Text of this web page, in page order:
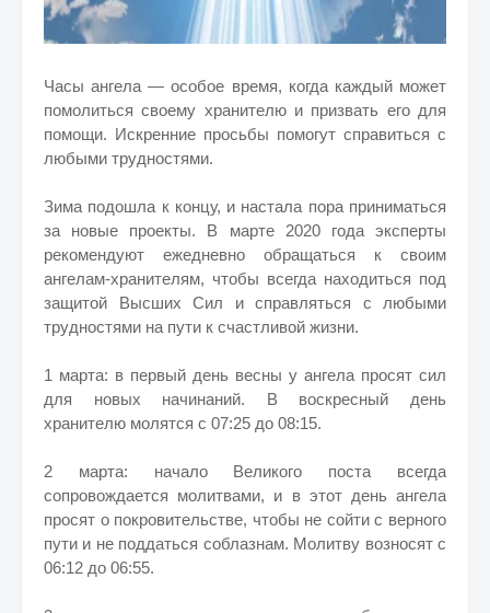
Часы ангела — особое время, когда каждый может
помолиться своему хранителю и призвать его для
помощи. Искренние просьбы помогут справиться с
любыми трудностями.
Зима подошла к концу, и настала пора приниматься
за новые проекты. В марте 2020 года эксперты
рекомендуют ежедневно обращаться к своим
ангелам-хранителям, чтобы всегда находиться под
защитой Высших Сил и справляться с любыми
трудностями на пути к счастливой жизни.
1 марта: в первый день весны у ангела просят сил
для новых начинаний. В воскресный день
хранителю молятся с 07:25 до 08:15.
2 марта: начало Великого поста всегда
сопровождается молитвами, и в этот день ангела
просят о покровительстве, чтобы не сойти с верного
пути и не поддаться соблазнам. Молитву возносят с
06:12 до 06:55.